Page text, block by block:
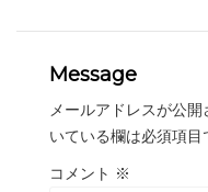
Message
メールアドレスが公開
いている欄は必須項目
コメント ※